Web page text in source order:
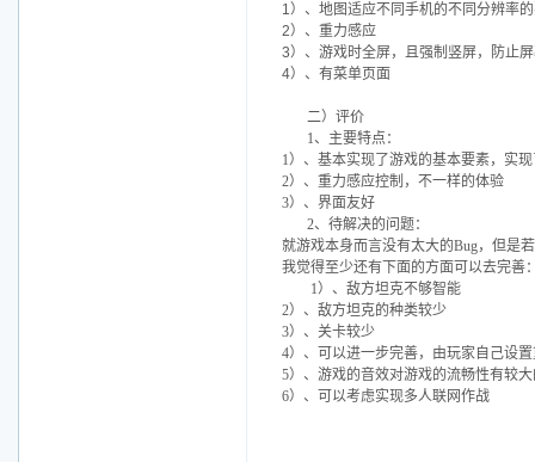
1）、地图适应不同手机的不同分辨率
2）、重力感应
3）、游戏时全屏，且强制竖屏，防止
4）、有菜单页面
二）评价
1、主要特点：
1）、基本实现了游戏的基本要素，实
2）、重力感应控制，不一样的体验
3）、界面友好
2、待解决的问题：
就游戏本身而言没有太大的Bug，但是
我觉得至少还有下面的方面可以去完善
1）、敌方坦克不够智能
2）、敌方坦克的种类较少
3）、关卡较少
4）、可以进一步完善，由玩家自己设
5）、游戏的音效对游戏的流畅性有较
6）、可以考虑实现多人联网作战